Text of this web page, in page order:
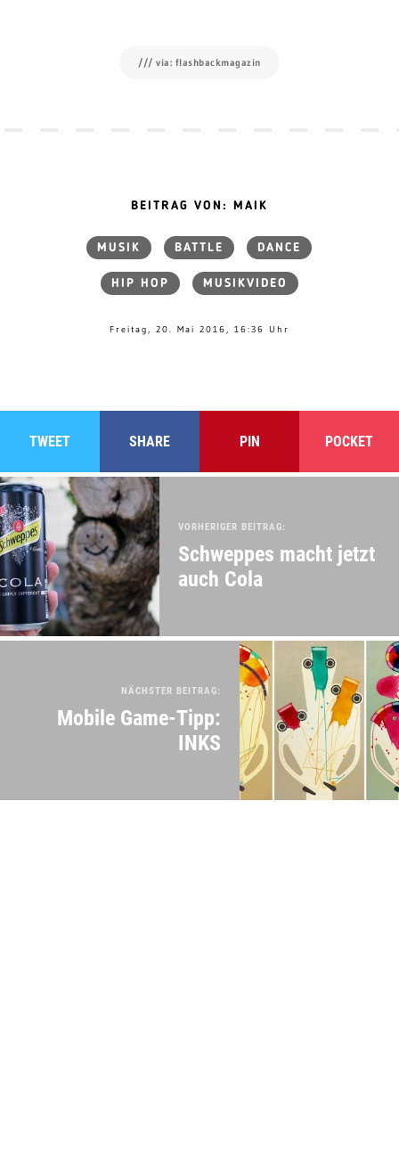
/// via: flashbackmagazin
BEITRAG VON: MAIK
MUSIK BATTLE DANCE
HIP HOP MUSIKVIDEO
Freitag, 20. Mai 2016, 16:36 Uhr
TWEET SHARE PIN POCKET
VORHERIGER BEITRAG:
Schweppes macht jetzt
auch Cola
NÄCHSTER BEITRAG:
Mobile Game-Tipp:
INKS